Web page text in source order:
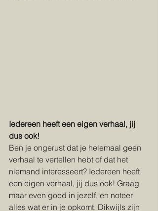
Iedereen heeft een eigen verhaal, jij
dus ook!
​Ben je ongerust dat je helemaal geen
verhaal te vertellen hebt of dat het
niemand interesseert? Iedereen heeft
een eigen verhaal, jij dus ook! Graag
maar even goed in jezelf, en noteer
alles wat er in je opkomt. Dikwijls zijn